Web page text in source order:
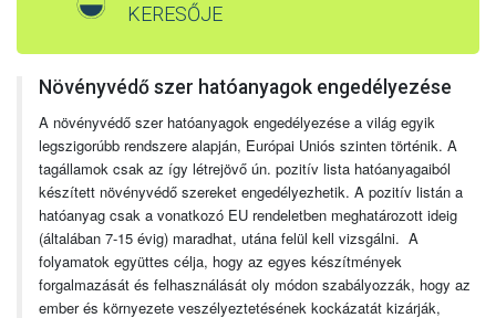
KERESŐJE
Növényvédő szer hatóanyagok engedélyezése
A növényvédő szer hatóanyagok engedélyezése a világ egyik
legszigorúbb rendszere alapján, Európai Uniós szinten történik. A
tagállamok csak az így létrejövő ún. pozitív lista hatóanyagaiból
készített növényvédő szereket engedélyezhetik. A pozitív listán a
hatóanyag csak a vonatkozó EU rendeletben meghatározott ideig
(általában 7-15 évig) maradhat, utána felül kell vizsgálni. A
folyamatok együttes célja, hogy az egyes készítmények
forgalmazását és felhasználását oly módon szabályozzák, hogy az
ember és környezete veszélyeztetésének kockázatát kizárják,